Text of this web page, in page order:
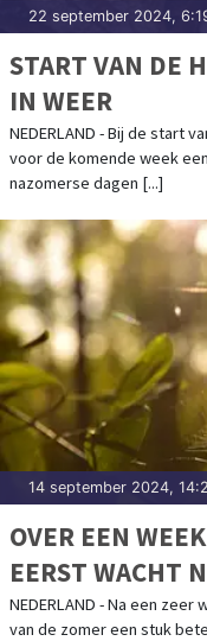
22 september 2024,
START VAN DE
IN WEER
NEDERLAND - Bij de start
voor de komende week
nazomerse dagen [...]
14 september 2024,
OVER EEN
EERST WACHT
NAZOMER
NEDERLAND - Na een
van de zomer een stuk